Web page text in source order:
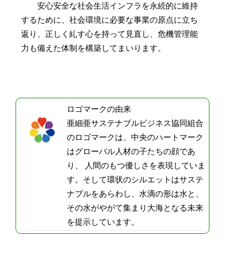
安心安全な社会生活インフラを永続的に維持
するために、社会環境に必要な事業の原点に立ち
返り、正しく糺す心を持って見直し、危機管理能
力も備えた体制を構築してまいります。
ロゴマークの由来
亜細亜サステナブルビジネス協同組合
のロゴマークは、中央のハートマーク
はグローバル人材の子たちの顔であ
り、 人間のもつ優しさを表現していま
す。そして環状のシルエットはサステ
ナブルをあらわし、水滴の形は水と、
その水がやがて集まり大海となる未来
を提示しています。